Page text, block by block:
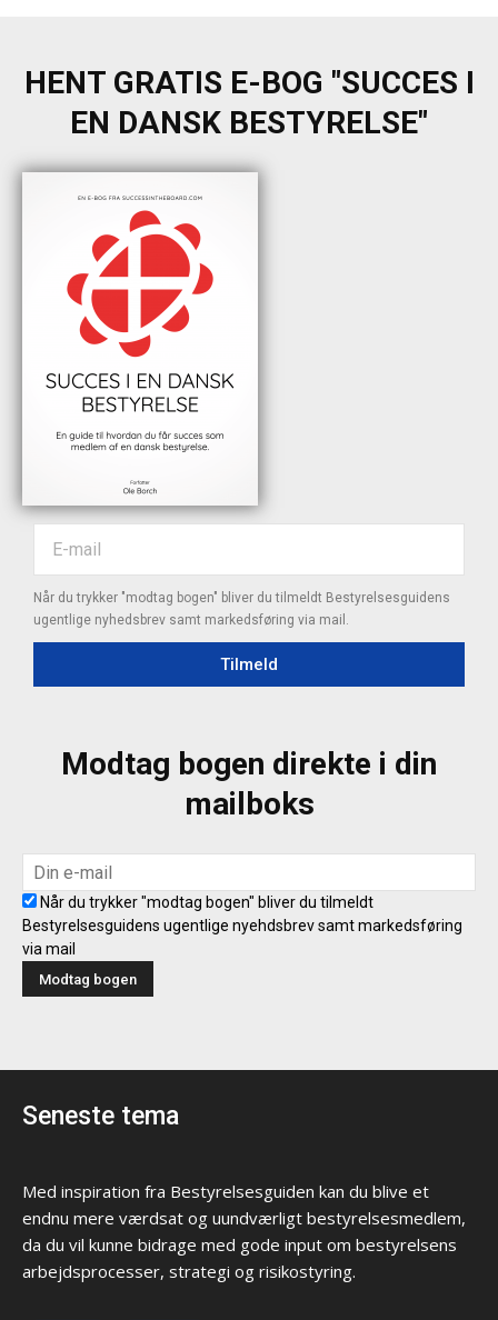
HENT GRATIS E-BOG "SUCCES I
EN DANSK BESTYRELSE"
Når du trykker "modtag bogen" bliver du tilmeldt Bestyrelsesguidens
ugentlige nyhedsbrev samt markedsføring via mail.
Tilmeld
Modtag bogen direkte i din
mailboks
Når du trykker "modtag bogen" bliver du tilmeldt
Bestyrelsesguidens ugentlige nyehdsbrev samt markedsføring
via mail
Seneste tema
Med inspiration fra Bestyrelsesguiden kan du blive et
endnu mere værdsat og uundværligt bestyrelsesmedlem,
da du vil kunne bidrage med gode input om bestyrelsens
arbejdsprocesser, strategi og risikostyring.